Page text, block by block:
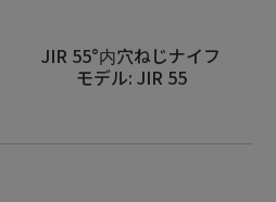
JIR 55°内穴ねじナイフ
モデル: JIR 55